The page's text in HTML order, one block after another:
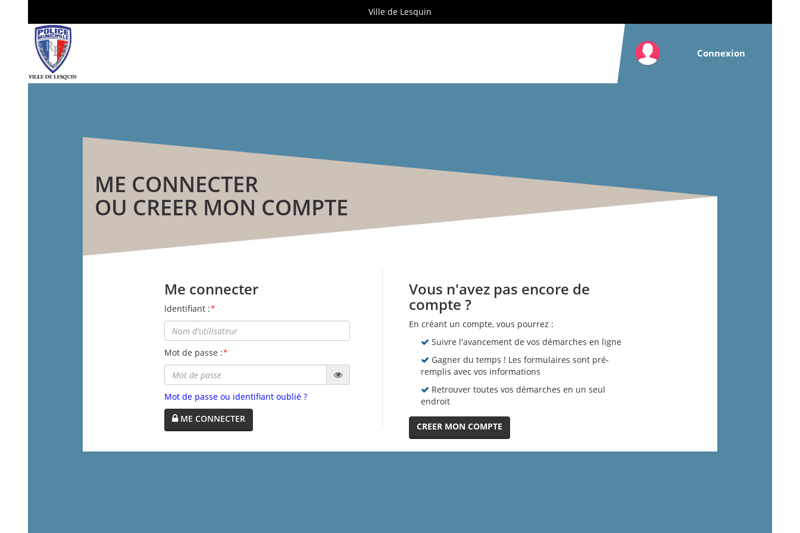
Ville de Lesquin
Connexion
ME CONNECTER
OU CREER MON COMPTE
Me connecter
Identifiant :*
Mot de passe :*
Mot de passe ou identifiant oublié ?
ME CONNECTER
Vous n'avez pas encore de
compte ?
En créant un compte, vous pourrez :
Suivre l'avancement de vos démarches en ligne
Gagner du temps ! Les formulaires sont pré-
remplis avec vos informations
Retrouver toutes vos démarches en un seul
endroit
CREER MON COMPTE